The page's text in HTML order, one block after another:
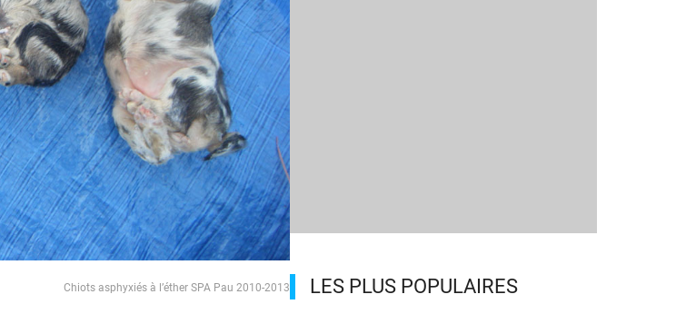
Chiots asphyxiés à l’éther SPA Pau 2010-2013 LES PLUS POPULAIRES